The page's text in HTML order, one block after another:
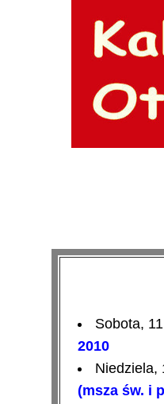
Sobota,
2010
Niedziela,
(msza św. i